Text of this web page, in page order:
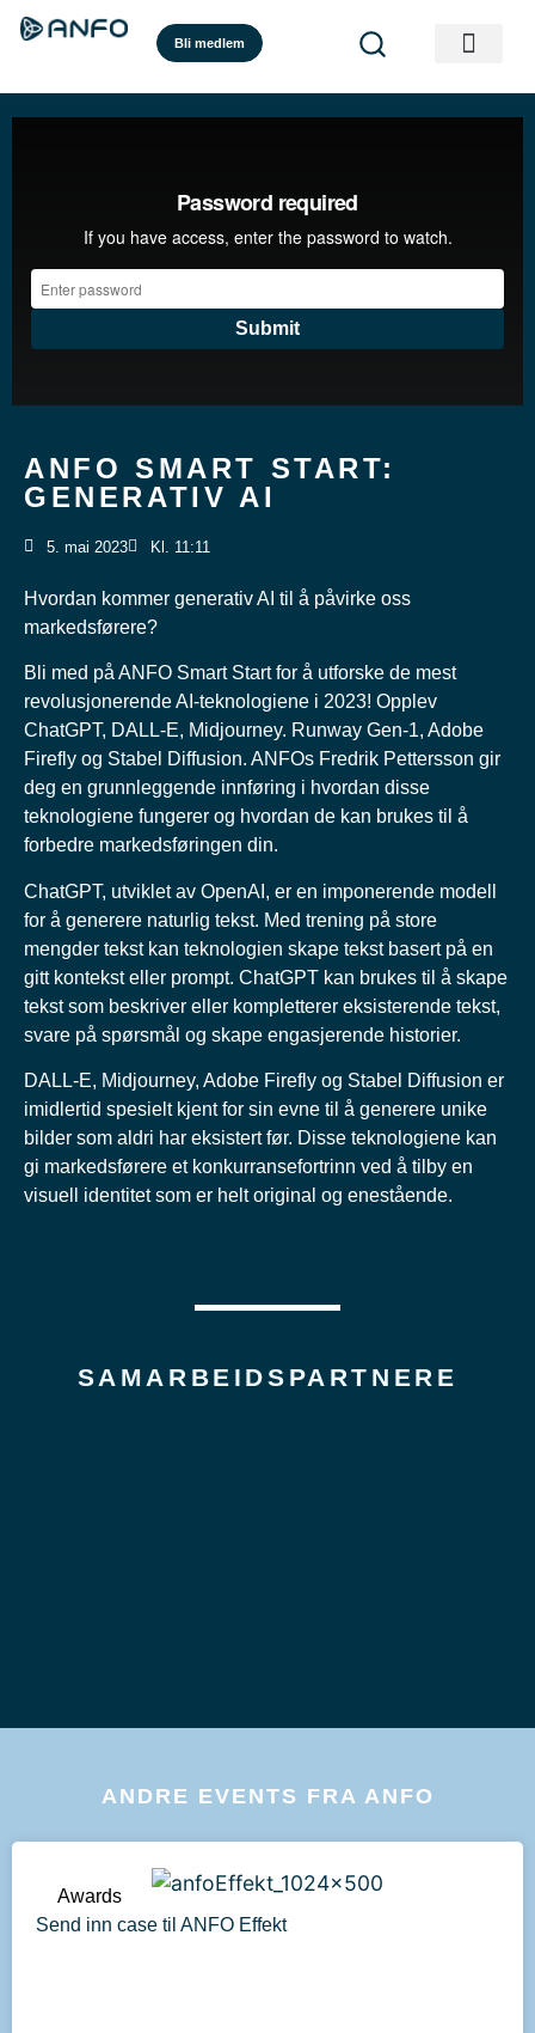
Bli medlem
ANFO SMART START:
GENERATIV AI
5. mai 2023 Kl. 11:11
Hvordan kommer generativ AI til å påvirke oss
markedsførere?
Bli med på ANFO Smart Start for å utforske de mest
revolusjonerende AI-teknologiene i 2023! Opplev
ChatGPT, DALL-E, Midjourney. Runway Gen-1, Adobe
Firefly og Stabel Diffusion. ANFOs Fredrik Pettersson gir
deg en grunnleggende innføring i hvordan disse
teknologiene fungerer og hvordan de kan brukes til å
forbedre markedsføringen din.
ChatGPT, utviklet av OpenAI, er en imponerende modell
for å generere naturlig tekst. Med trening på store
mengder tekst kan teknologien skape tekst basert på en
gitt kontekst eller prompt. ChatGPT kan brukes til å skape
tekst som beskriver eller kompletterer eksisterende tekst,
svare på spørsmål og skape engasjerende historier.
DALL-E, Midjourney, Adobe Firefly og Stabel Diffusion er
imidlertid spesielt kjent for sin evne til å generere unike
bilder som aldri har eksistert før. Disse teknologiene kan
gi markedsførere et konkurransefortrinn ved å tilby en
visuell identitet som er helt original og enestående.
SAMARBEIDSPARTNERE
ANDRE EVENTS FRA ANFO
Awards
Send inn case til ANFO Effekt